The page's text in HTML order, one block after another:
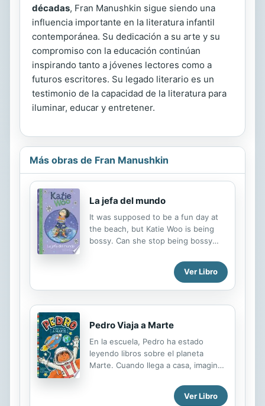
décadas, Fran Manushkin sigue siendo una
influencia importante en la literatura infantil
contemporánea. Su dedicación a su arte y su
compromiso con la educación continúan
inspirando tanto a jóvenes lectores como a
futuros escritores. Su legado literario es un
testimonio de la capacidad de la literatura para
iluminar, educar y entretener.
Más obras de Fran Manushkin
La jefa del mundo
It was supposed to be a fun day at
the beach, but Katie Woo is being
bossy. Can she stop being bossy
Ver Libro
Pedro Viaja a Marte
En la escuela, Pedro ha estado
leyendo libros sobre el planeta
Marte. Cuando llega a casa, imagina
¿Podría escalar la superficie rocosa
de Marte? ¿Sobreviviría sin helado?
Ver Libro